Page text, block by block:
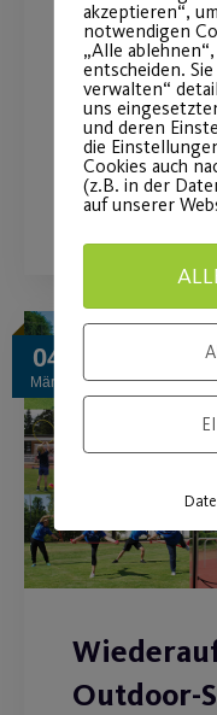
bis 2024
Aktuelles
Projekt
04
März
Outdoor-
akzeptieren“,
notwendigen
„Alle
entscheiden.
verwalten“
uns
und deren
die
Cookies auch
(z.B. in der
auf unserer